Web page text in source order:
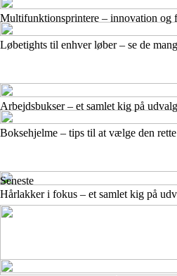
Løbetights til enhver løber – se de
Boksehjelme – tips til at vælge den
Multifunktionsprintere – innovation og
Arbejdsbukser – et samlet kig på
Hårlakker i fokus – et samlet kig på
Seneste